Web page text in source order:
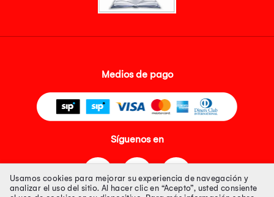
Medios de pago
Síguenos en
Usamos cookies para mejorar su experiencia de navegación y
analizar el uso del sitio. Al hacer clic en “Acepto”, usted consiente